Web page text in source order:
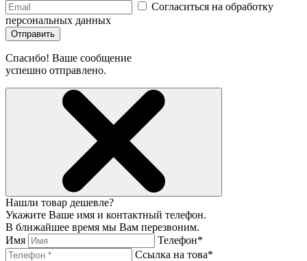
Согласиться на обработку
персональных данных
Отправить
Спасибо! Ваше сообщение
успешно отправлено.
Нашли товар дешевле?
Укажите Ваше имя и контактный телефон.
В ближайшее время мы Вам перезвоним.
Имя
Телефон*
Ссылка на това*